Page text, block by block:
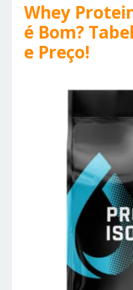
Whey
é Bom?
e Preço!